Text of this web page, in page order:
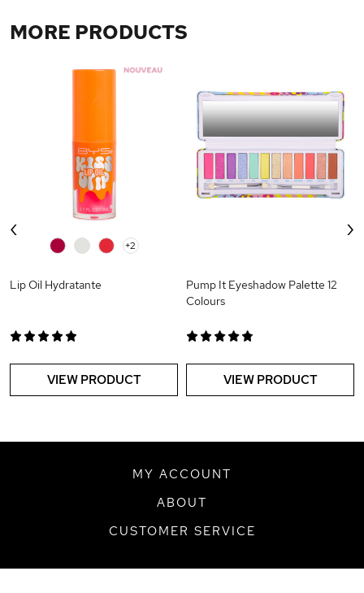
MORE PRODUCTS
+2
Lip Oil Hydratante
VIEW PRODUCT
Pump It Eyeshadow Palette 12
Colours
VIEW PRODUCT
‹ ›
MY ACCOUNT
ABOUT
CUSTOMER SERVICE